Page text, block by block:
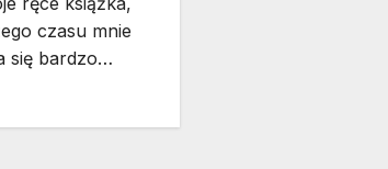
czasu mnie
się bardzo…